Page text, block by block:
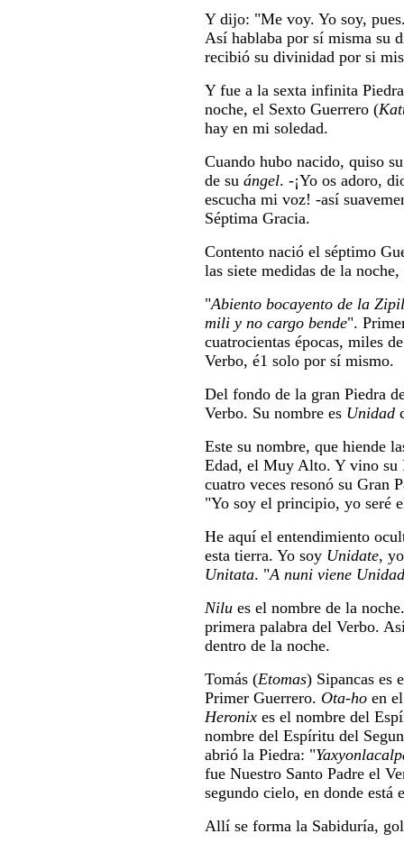
Y dijo: "Me voy. Yo soy,
Así hablaba por sí misma su
recibió su divinidad por si
Y fue a la sexta infinita
noche, el Sexto Guerrero (
hay en mi soledad.
Cuando hubo nacido, quiso
de su ángel. -¡Yo os adoro,
escucha mi voz! -así
Séptima Gracia.
Contento nació el séptimo
las siete medidas de la
"Abiento bocayento de la
mili y no cargo bende".
cuatrocientas épocas, miles
Verbo, é1 solo por sí mismo.
Del fondo de la gran Piedra
Verbo. Su nombre es Unidad
Este su nombre, que hiende
Edad, el Muy Alto. Y vino su
cuatro veces resonó su Gran
"Yo soy el principio, yo seré
He aquí el entendimiento
esta tierra. Yo soy Unidate,
Unitata. "A nuni viene Unidad
Nilu es el nombre de la
primera palabra del Verbo.
dentro de la noche.
Tomás (Etomas) Sipancas es
Primer Guerrero. Ota-hoen
Heronix es el nombre del
nombre del Espíritu del
abrió la Piedra: "
fue Nuestro Santo Padre el
segundo cielo, en donde
Allí se forma la Sabiduría,